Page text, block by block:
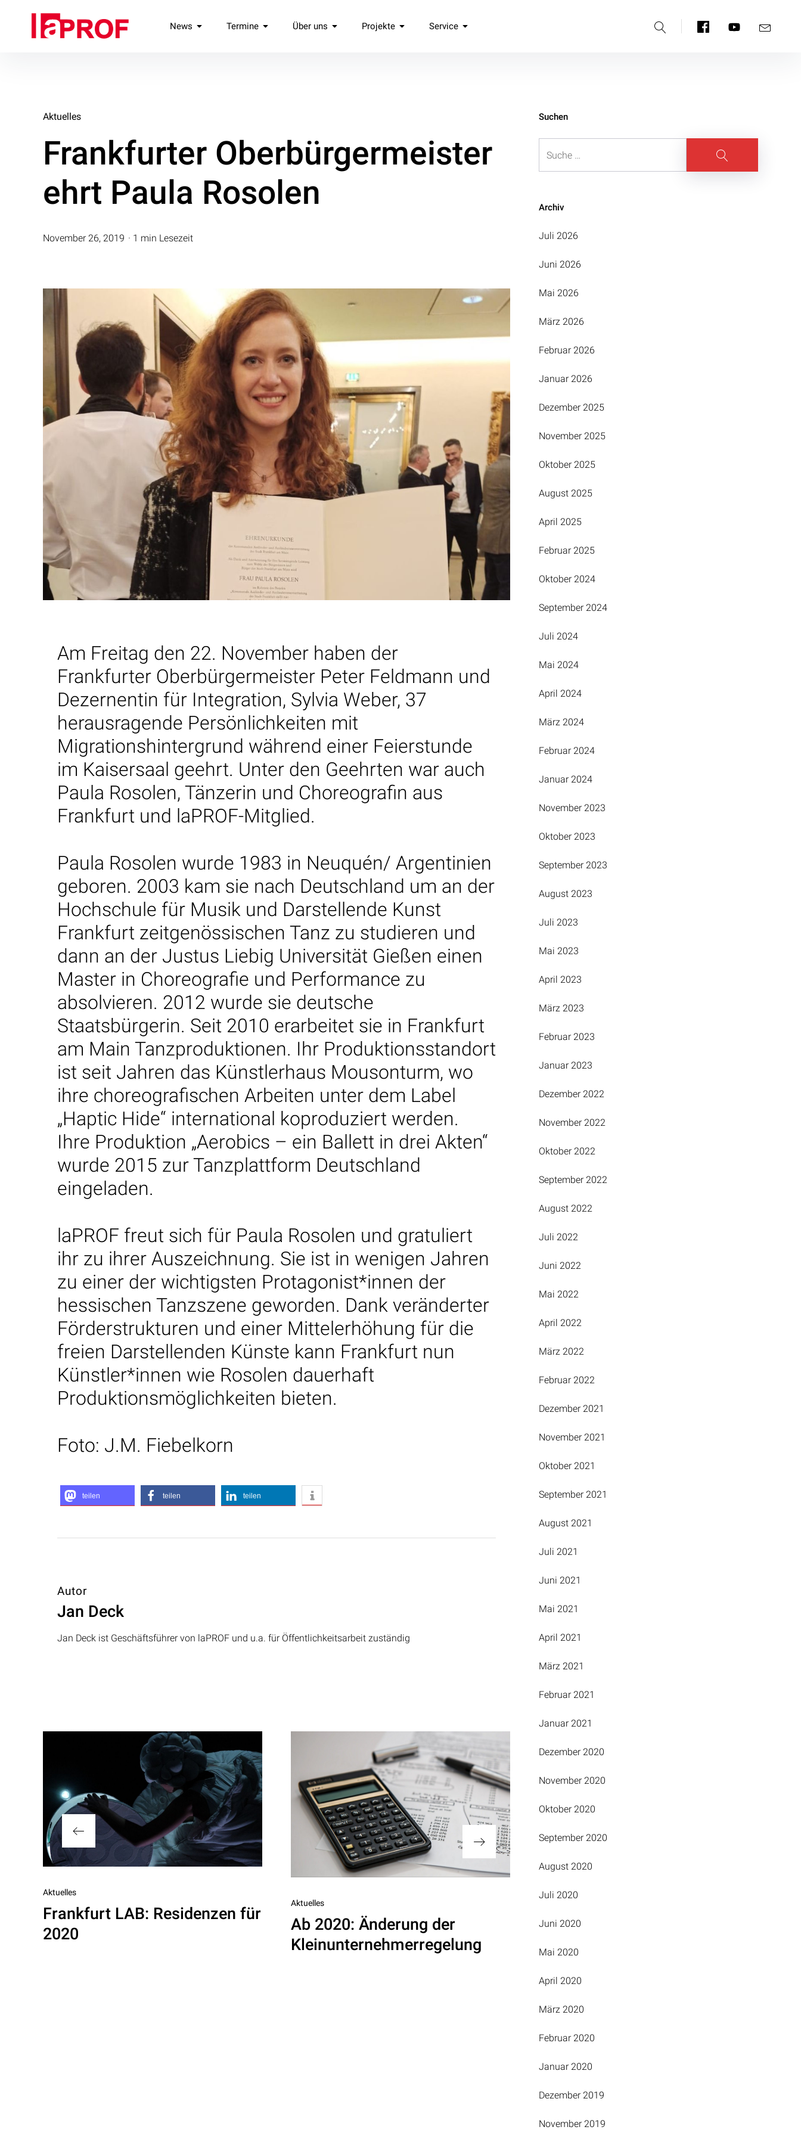
überspringenlaPROF
Landesverband Professionelle Freie Darstellende Künste e.V.
News Termine Über uns Projekte Service FacebookYouTubeE-
Mail
Aktuelles
Frankfurter Oberbürgermeister
ehrt Paula Rosolen
November 26, 2019 1 min Lesezeit
Am Freitag den 22. November haben der
Frankfurter Oberbürgermeister Peter Feldmann und
Dezernentin für Integration, Sylvia Weber, 37
herausragende Persönlichkeiten mit
Migrationshintergrund während einer Feierstunde
im Kaisersaal geehrt. Unter den Geehrten war auch
Paula Rosolen, Tänzerin und Choreografin aus
Frankfurt und laPROF-Mitglied.
Paula Rosolen wurde 1983 in Neuquén/ Argentinien
geboren. 2003 kam sie nach Deutschland um an der
Hochschule für Musik und Darstellende Kunst
Frankfurt zeitgenössischen Tanz zu studieren und
dann an der Justus Liebig Universität Gießen einen
Master in Choreografie und Performance zu
absolvieren. 2012 wurde sie deutsche
Staatsbürgerin. Seit 2010 erarbeitet sie in Frankfurt
am Main Tanzproduktionen. Ihr Produktionsstandort
ist seit Jahren das Künstlerhaus Mousonturm, wo
ihre choreografischen Arbeiten unter dem Label
„Haptic Hide“ international koproduziert werden.
Ihre Produktion „Aerobics – ein Ballett in drei Akten“
wurde 2015 zur Tanzplattform Deutschland
eingeladen.
laPROF freut sich für Paula Rosolen und gratuliert
ihr zu ihrer Auszeichnung. Sie ist in wenigen Jahren
zu einer der wichtigsten Protagonist*innen der
hessischen Tanzszene geworden. Dank veränderter
Förderstrukturen und einer Mittelerhöhung für die
freien Darstellenden Künste kann Frankfurt nun
Künstler*innen wie Rosolen dauerhaft
Produktionsmöglichkeiten bieten.
Foto: J.M. Fiebelkorn
teilen teilen teilen
Autor
Jan Deck
Jan Deck ist Geschäftsführer von laPROF und u.a. für Öffentlichkeitsarbeit zuständig
Vorheriger
Beitrag
Aktuelles
Frankfurt LAB: Residenzen für
2020
Nächster
Beitrag
Aktuelles
Ab 2020: Änderung der
Kleinunternehmerregelung
Suchen
Suche
Archiv
Juli 2026
Juni 2026
Mai 2026
März 2026
Februar 2026
Januar 2026
Dezember 2025
November 2025
Oktober 2025
August 2025
April 2025
Februar 2025
Oktober 2024
September 2024
Juli 2024
Mai 2024
April 2024
März 2024
Februar 2024
Januar 2024
November 2023
Oktober 2023
September 2023
August 2023
Juli 2023
Mai 2023
April 2023
März 2023
Februar 2023
Januar 2023
Dezember 2022
November 2022
Oktober 2022
September 2022
August 2022
Juli 2022
Juni 2022
Mai 2022
April 2022
März 2022
Februar 2022
Dezember 2021
November 2021
Oktober 2021
September 2021
August 2021
Juli 2021
Juni 2021
Mai 2021
April 2021
März 2021
Februar 2021
Januar 2021
Dezember 2020
November 2020
Oktober 2020
September 2020
August 2020
Juli 2020
Juni 2020
Mai 2020
April 2020
März 2020
Februar 2020
Januar 2020
Dezember 2019
November 2019